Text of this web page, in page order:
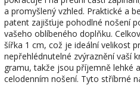
a promyšlený vzhled. Praktické a
patent zajišťuje pohodlné nošení
vašeho oblíbeného doplňku.
šířka 1 cm, což je ideální velikost
nepřehlédnutelné zvýraznění vaší
gramu, takže jsou příjemně lehké
celodenním nošení. Tyto stříbrné